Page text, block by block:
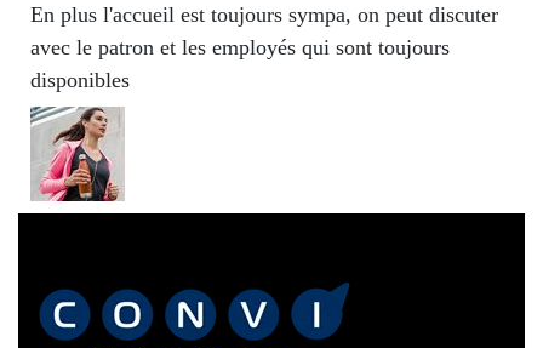
En plus l'accueil est toujours sympa, on peut discuter
avec le patron et les employés qui sont toujours
disponibles